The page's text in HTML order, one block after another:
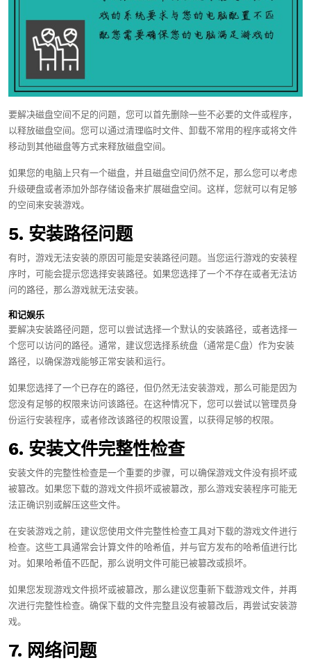
要解决磁盘空间不足的问题，您可以首先删除一些不必要的文件或程序，
以释放磁盘空间。您可以通过清理临时文件、卸载不常用的程序或将文件
移动到其他磁盘等方式来释放磁盘空间。
如果您的电脑上只有一个磁盘，并且磁盘空间仍然不足，那么您可以考虑
升级硬盘或者添加外部存储设备来扩展磁盘空间。这样，您就可以有足够
的空间来安装游戏。
5. 安装路径问题
有时，游戏无法安装的原因可能是安装路径问题。当您运行游戏的安装程
序时，可能会提示您选择安装路径。如果您选择了一个不存在或者无法访
问的路径，那么游戏就无法安装。
和记娱乐
要解决安装路径问题，您可以尝试选择一个默认的安装路径，或者选择一
个您可以访问的路径。通常，建议您选择系统盘（通常是C盘）作为安装
路径，以确保游戏能够正常安装和运行。
如果您选择了一个已存在的路径，但仍然无法安装游戏，那么可能是因为
您没有足够的权限来访问该路径。在这种情况下，您可以尝试以管理员身
份运行安装程序，或者修改该路径的权限设置，以获得足够的权限。
6. 安装文件完整性检查
安装文件的完整性检查是一个重要的步骤，可以确保游戏文件没有损坏或
被篡改。如果您下载的游戏文件损坏或被篡改，那么游戏安装程序可能无
法正确识别或解压这些文件。
在安装游戏之前，建议您使用文件完整性检查工具对下载的游戏文件进行
检查。这些工具通常会计算文件的哈希值，并与官方发布的哈希值进行比
对。如果哈希值不匹配，那么说明文件可能已被篡改或损坏。
如果您发现游戏文件损坏或被篡改，那么建议您重新下载游戏文件，并再
次进行完整性检查。确保下载的文件完整且没有被篡改后，再尝试安装游
戏。
7. 网络问题